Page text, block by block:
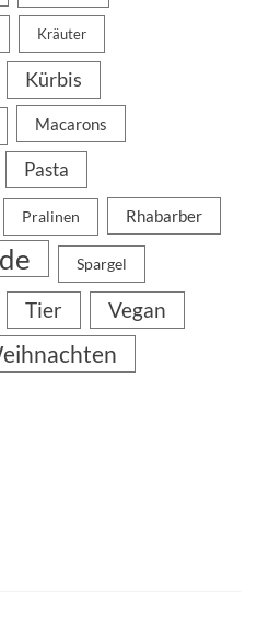
Kräuter
Kürbis
Macarons
Pasta
Pralinen Rhabarber
Spargel
Tier Vegan